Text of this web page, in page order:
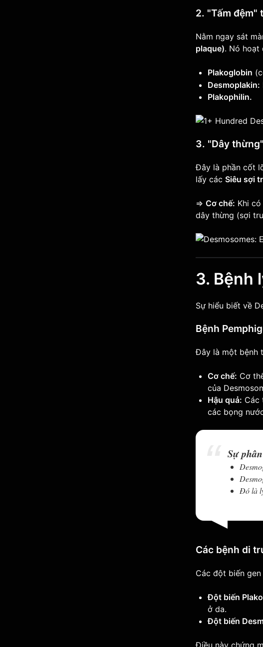
2. "Tấm đệm"
Nằm ngay sát
plaque). Nó hoạt
Plakoglobin
Desmoplakin:
Plakophilin.
3. "Dây
Đây là phần cốt
lấy các Siêu sợi
=> Cơ chế: Khi
dây thừng (sợi
3. Bệnh
Sự hiểu biết về
Bệnh
Đây là một bệnh
Cơ chế: Cơ
của
Hậu quả: Các
các bọng
Sự
Đó là
Các bệnh di
Các đột biến
Đột biến
ở da.
Đột biến
Điều này chứng